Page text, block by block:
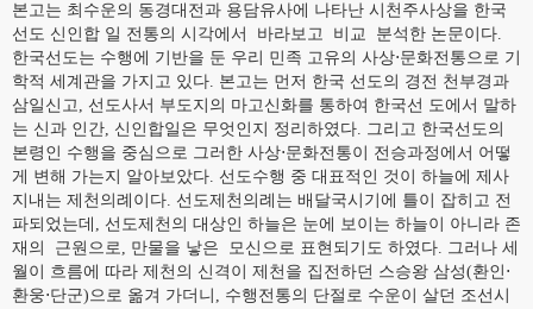
본고는 최수운의 동경대전과 용담유사에 나타난 시천주사상을 한국
선도 신인합 일 전통의 시각에서 바라보고 비교 분석한 논문이다.
한국선도는 수행에 기반을 둔 우리 민족 고유의 사상⋅문화전통으로 기
학적 세계관을 가지고 있다. 본고는 먼저 한국 선도의 경전 천부경과
삼일신고, 선도사서 부도지의 마고신화를 통하여 한국선 도에서 말하
는 신과 인간, 신인합일은 무엇인지 정리하였다. 그리고 한국선도의
본령인 수행을 중심으로 그러한 사상⋅문화전통이 전승과정에서 어떻
게 변해 가는지 알아보았다. 선도수행 중 대표적인 것이 하늘에 제사
지내는 제천의례이다. 선도제천의례는 배달국시기에 틀이 잡히고 전
파되었는데, 선도제천의 대상인 하늘은 눈에 보이는 하늘이 아니라 존
재의 근원으로, 만물을 낳은 모신으로 표현되기도 하였다. 그러나 세
월이 흐름에 따라 제천의 신격이 제천을 집전하던 스승왕 삼성(환인⋅
환웅⋅단군)으로 옮겨 가더니, 수행전통의 단절로 수운이 살던 조선시